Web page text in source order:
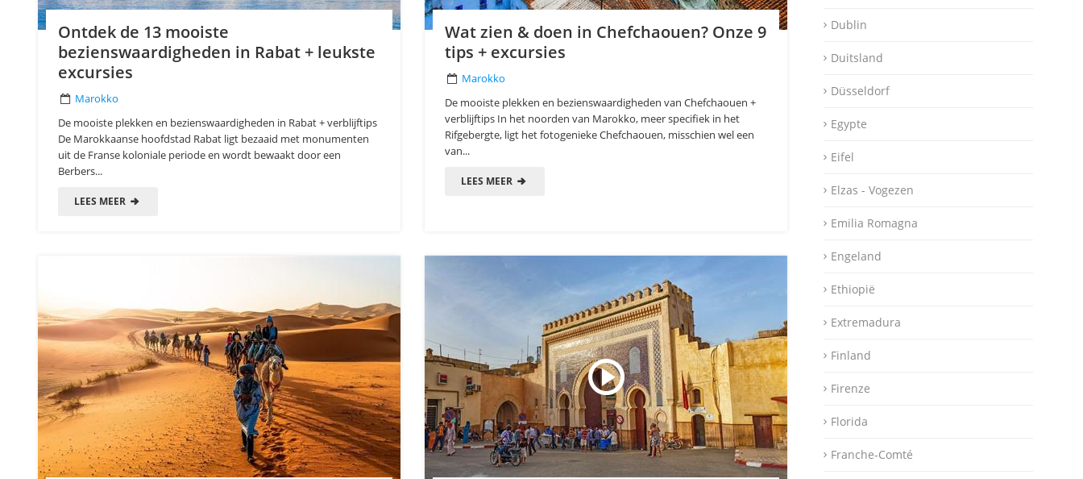
Ontdek de 13 mooiste
bezienswaardigheden in Rabat + leukste
excursies
Marokko
De mooiste plekken en bezienswaardigheden in Rabat + verblijftips
De Marokkaanse hoofdstad Rabat ligt bezaaid met monumenten
uit de Franse koloniale periode en wordt bewaakt door een
Berbers...
LEES MEER
Wat zien & doen in Chefchaouen? Onze 9
tips + excursies
Marokko
De mooiste plekken en bezienswaardigheden van Chefchaouen +
verblijftips In het noorden van Marokko, meer specifiek in het
Rifgebergte, ligt het fotogenieke Chefchaouen, misschien wel een
van...
LEES MEER
Dublin
Duitsland
Düsseldorf
Egypte
Eifel
Elzas - Vogezen
Emilia Romagna
Engeland
Ethiopië
Extremadura
Finland
Firenze
Florida
Franche-Comté